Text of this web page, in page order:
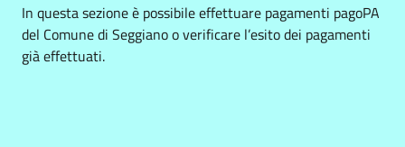
In questa sezione è possibile effettuare pagamenti pagoPA
del Comune di Seggiano o verificare l’esito dei pagamenti
già effettuati.